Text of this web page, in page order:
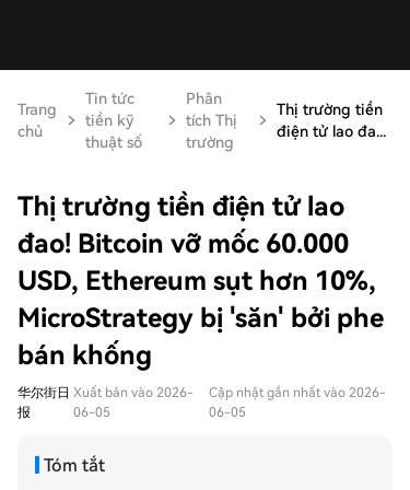
Trang
chủ
Tin tức
tiền kỹ
thuật số
Phân
tích Thị
trường
Thị trường tiền
điện tử lao đa...
Thị trường tiền điện tử lao
đao! Bitcoin vỡ mốc 60.000
USD, Ethereum sụt hơn 10%,
MicroStrategy bị 'săn' bởi phe
bán khống
华尔街日
报
Xuất bản vào 2026-
06-05
Cập nhật gần nhất vào 2026-
06-05
Tóm tắt